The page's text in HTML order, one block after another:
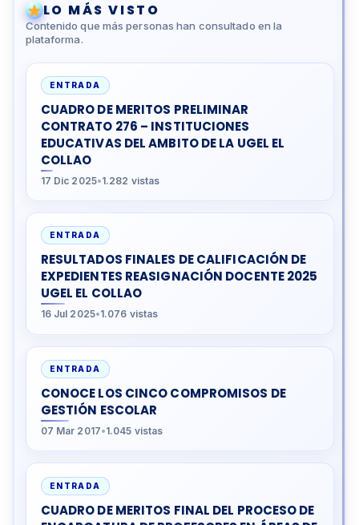
LO MÁS VISTO
Contenido que más personas han consultado en la
plataforma.
ENTRADA
CUADRO DE MERITOS PRELIMINAR
CONTRATO 276 – INSTITUCIONES
EDUCATIVAS DEL AMBITO DE LA UGEL EL
COLLAO
17 Dic 2025•1.282 vistas
ENTRADA
RESULTADOS FINALES DE CALIFICACIÓN DE
EXPEDIENTES REASIGNACIÓN DOCENTE 2025
UGEL EL COLLAO
16 Jul 2025•1.076 vistas
ENTRADA
CONOCE LOS CINCO COMPROMISOS DE
GESTIÓN ESCOLAR
07 Mar 2017•1.045 vistas
ENTRADA
CUADRO DE MERITOS FINAL DEL PROCESO DE